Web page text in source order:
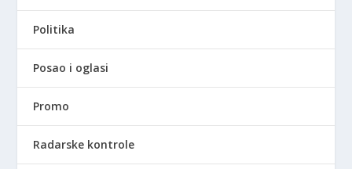
Politika
Posao i oglasi
Promo
Radarske kontrole